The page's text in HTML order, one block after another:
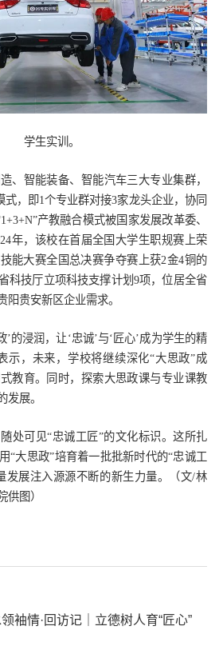
学生实训。
、智能装备、智能汽车三大专业集群，
式，即1个专业群对接3家龙头企业，协同
产教融合模式被国家发展改革委、
年，该校在首届全国大学生职规赛上荣
能大赛全国总决赛争夺赛上获2金4铜的
科技厅立项科技支撑计划9项，位居全省
阳贵安新区企业需求。
’的浸润，让‘忠诚’与‘匠心’成为学生的精
示，未来，学校将继续深化“大思政”成
教育。同时，探索大思政课与专业课教
发展。
处可见“忠诚工匠”的文化标识。这所扎
“大思政”培育着一批批新时代的“忠诚工
发展注入源源不断的新生力量。（文/林
供图）
情·回访记｜立德树人育“匠心”